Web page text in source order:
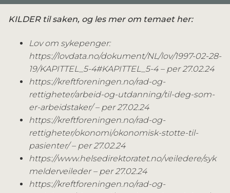
KILDER til saken, og les mer om temaet her:
Lov om sykepenger:
https://lovdata.no/dokument/NL/lov/1997-02-28-
19/KAPITTEL_5-4#KAPITTEL_5-4 – per 27.02.24
https://kreftforeningen.no/rad-og-
rettigheter/arbeid-og-utdanning/til-deg-som-
er-arbeidstaker/ – per 27.02.24
https://kreftforeningen.no/rad-og-
rettigheter/okonomi/okonomisk-stotte-til-
pasienter/ – per 27.02.24
https://www.helsedirektoratet.no/veiledere/syk
melderveileder – per 27.02.24
https://kreftforeningen.no/rad-og-